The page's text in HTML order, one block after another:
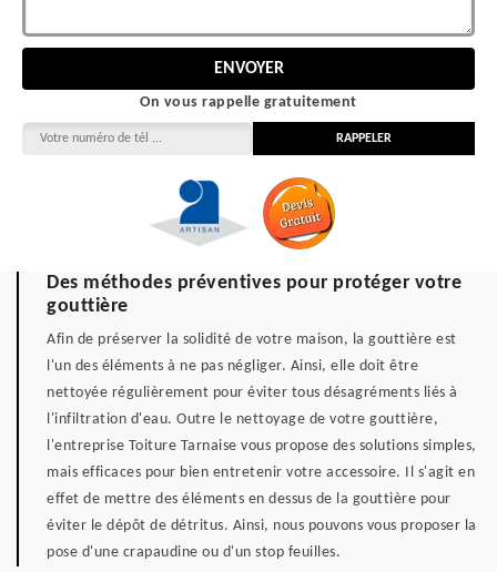
On vous rappelle gratuitement
Des méthodes préventives pour protéger votre
gouttière
Afin de préserver la solidité de votre maison, la gouttière est
l'un des éléments à ne pas négliger. Ainsi, elle doit être
nettoyée régulièrement pour éviter tous désagréments liés à
l'infiltration d'eau. Outre le nettoyage de votre gouttière,
l'entreprise Toiture Tarnaise vous propose des solutions simples,
mais efficaces pour bien entretenir votre accessoire. Il s'agit en
effet de mettre des éléments en dessus de la gouttière pour
éviter le dépôt de détritus. Ainsi, nous pouvons vous proposer la
pose d'une crapaudine ou d'un stop feuilles.